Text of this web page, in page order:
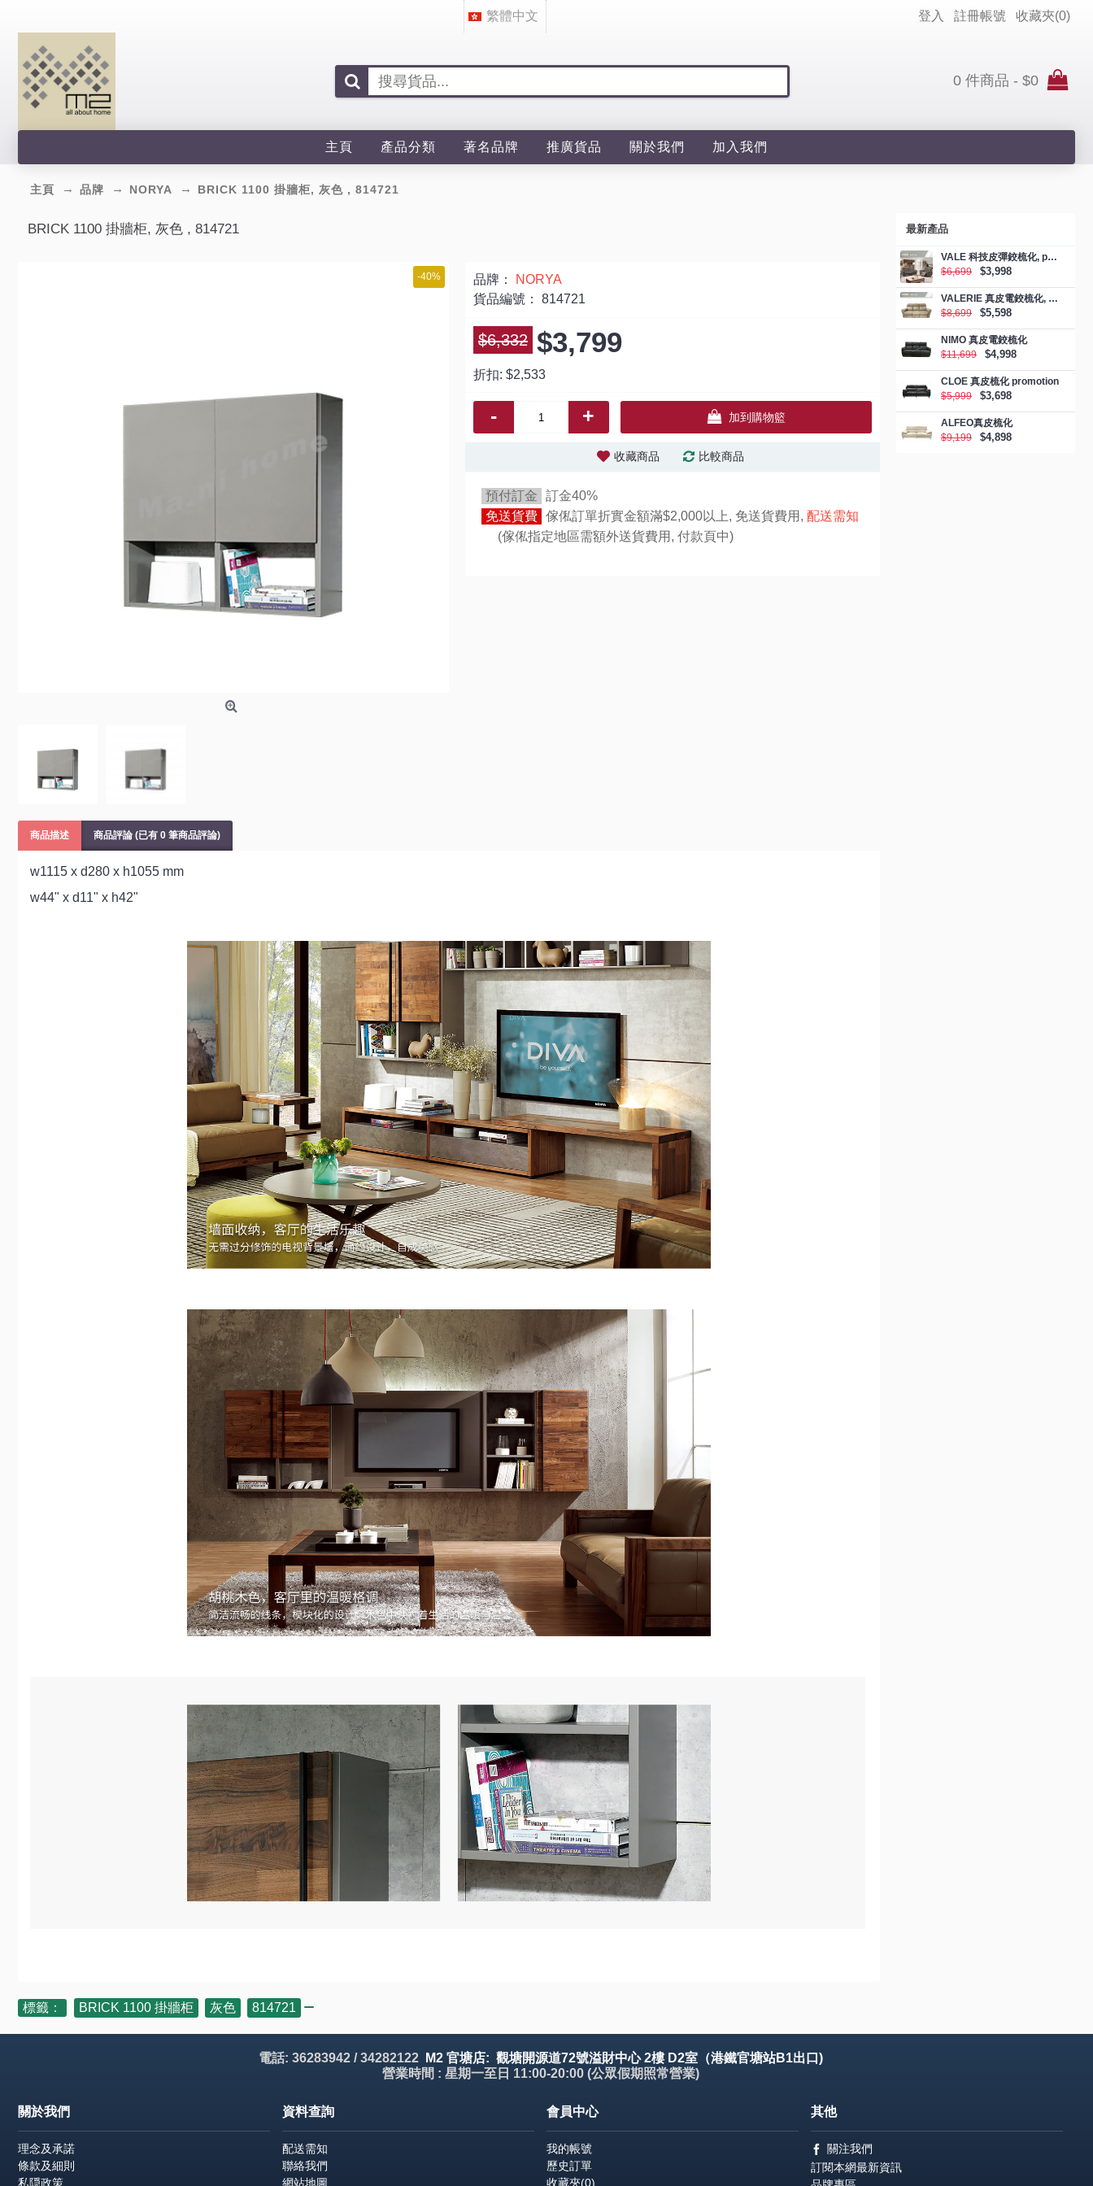
繁體中文 登入 註冊帳號 收藏夾(0)
0 件商品 - $0
主頁 產品分類 著名品牌 推廣貨品 關於我們 加入我們
主頁 品牌 NORYA BRICK 1100 掛牆柜, 灰色 , 814721
最新產品
VALE 科技皮彈鉸梳化, promotion
$6,699
$3,998
VALERIE 真皮電鉸梳化, promotion
$8,699
$5,598
NIMO 真皮電鉸梳化
$11,699
$4,998
CLOE 真皮梳化 promotion
$5,999
$3,698
ALFEO真皮梳化
$9,199
$4,898
BRICK 1100 掛牆柜, 灰色 , 814721
-40% 品牌：
NORYA
貨品編號： 814721
$6,332 $3,799
折扣: $2,533
- + 加到購物籃
收藏商品 比較商品
預付訂金
訂金40%
免送貨費 傢俬訂單折實金額滿$2,000以上, 免送貨費用, 配送需知
(傢俬指定地區需額外送貨費用, 付款頁中)
商品描述 商品評論 (已有 0 筆商品評論)
w1115 x d280 x h1055 mm
w44" x d11" x h42"
標籤： BRICK 1100 掛牆柜 灰色 814721
電話: 36283942 / 34282122
M2 官塘店: 觀塘開源道72號溢財中心 2樓 D2室（港鐵官塘站B1出口)
營業時間 : 星期一至日 11:00-20:00 (公眾假期照常營業)
關於我們
理念及承諾
條款及細則
私隠政策
資料查詢
配送需知
聯絡我們
網站地圖
會員中心
我的帳號
歷史訂單
收藏夾(0)
其他
關注我們
訂閱本網最新資訊